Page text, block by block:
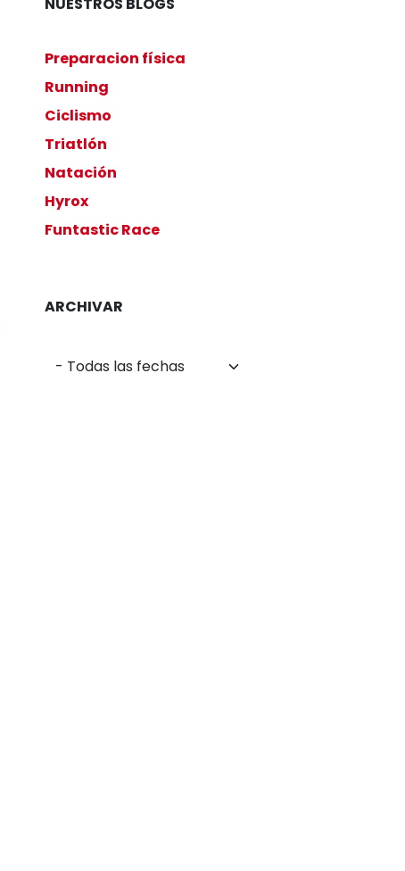
NUESTROS BLOGS
Preparacion física
Running
Ciclismo
Triatlón
Natación
Hyrox
Funtastic Race
ARCHIVAR